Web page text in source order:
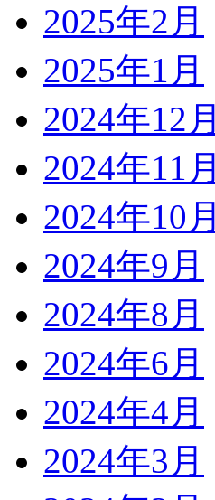
2025年2月
2025年1月
2024年12月
2024年11月
2024年10月
2024年9月
2024年8月
2024年6月
2024年4月
2024年3月